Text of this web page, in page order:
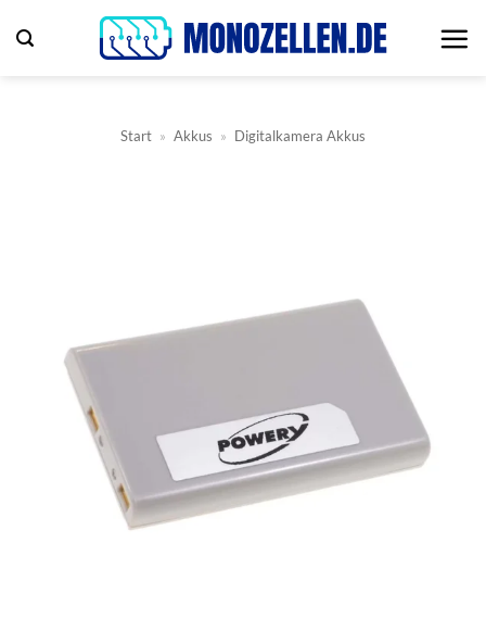
Inhalt
Start » Akkus » Digitalkamera Akkus